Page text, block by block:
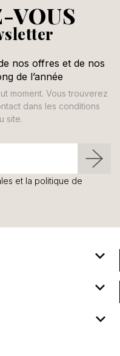
VOUS
nos offres et de nos
de l’année
moment. Vous trouverez
dans les conditions
site.
et la politique de
keyboard_arrow_down
keyboard_arrow_down
keyboard_arrow_down